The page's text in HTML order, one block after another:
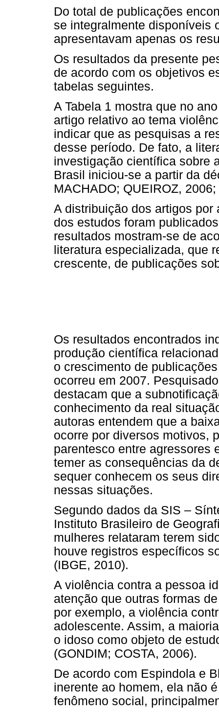
Do total de publicações
se integralmente disponíveis
apresentavam apenas os
Os resultados da presente
de acordo com os objetivos
tabelas seguintes.
A Tabela 1 mostra que no
artigo relativo ao tema
indicar que as pesquisas a
desse período. De fato, a
investigação científica sobre
Brasil iniciou-se a partir da
MACHADO; QUEIROZ,
A distribuição dos artigos
dos estudos foram
resultados mostram-se de
literatura especializada, que
crescente, de publicações
Os resultados encontrados
produção científica
o crescimento de
ocorreu em 2007.
destacam que a
conhecimento da real
autoras entendem que a
ocorre por diversos motivos,
parentesco entre agressores
temer as consequências da
sequer conhecem os seus
nessas situações.
Segundo dados da SIS –
Instituto Brasileiro de
mulheres relataram terem
houve registros específicos
(IBGE, 2010).
A violência contra a pessoa
atenção que outras formas
por exemplo, a violência
adolescente. Assim, a
o idoso como objeto de
(GONDIM; COSTA, 2006).
De acordo com Espindola e
inerente ao homem, ela não
fenômeno social,